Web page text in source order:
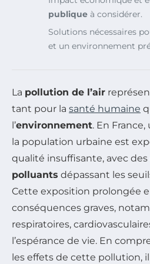
publique à considérer.
Solutions nécessaires
et un environnement
La pollution de l’air
tant pour la santé humaine
l’environnement. En
la population urbaine est
qualité insuffisante, avec
polluants dépassant les
Cette exposition prolongée
conséquences graves,
respiratoires,
l’espérance de vie. En
les effets de cette pollution,